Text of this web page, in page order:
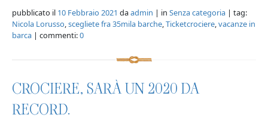
pubblicato il 10 Febbraio 2021 daadmin | in Senza categoria | tag:
Nicola Lorusso,scegliete fra 35mila barche,Ticketcrociere,vacanze in
barca | commenti:0
CROCIERE, SARÀ UN 2020 DA
RECORD.